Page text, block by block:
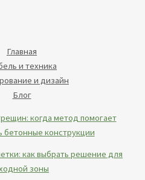
Главная
и техника
и дизайн
Блог
когда метод помогает
бетонные конструкции
как выбрать решение для
зоны